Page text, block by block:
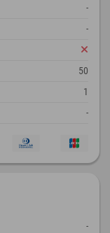
-
-
50
1
-
-